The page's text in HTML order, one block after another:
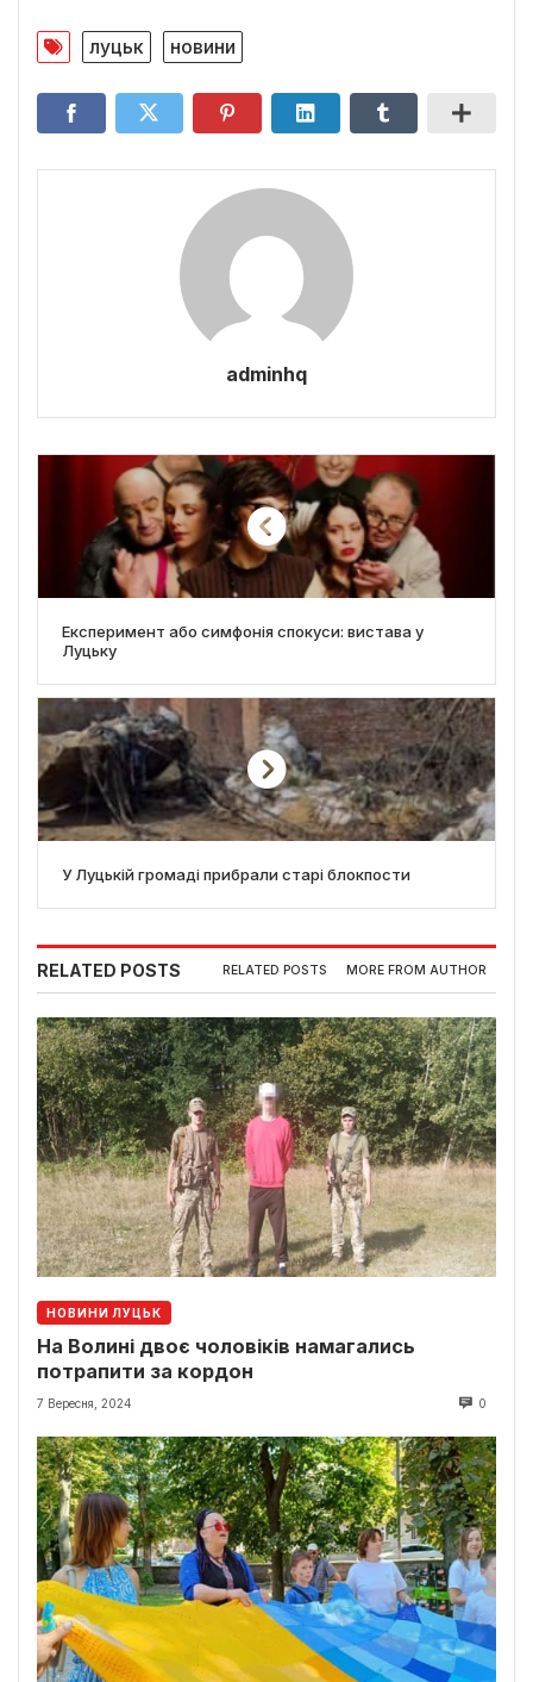
луцьк новини
adminhq
Експеримент або симфонія спокуси: вистава у
Луцьку
У Луцькій громаді прибрали старі блокпости
RELATED POSTS RELATED POSTS MORE FROM AUTHOR
НОВИНИ ЛУЦЬК
На Волині двоє чоловіків намагались
потрапити за кордон
7 Вересня, 2024 0